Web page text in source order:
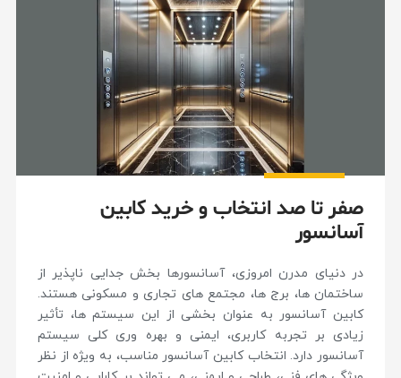
صفر تا صد انتخاب و خرید کابین
آسانسور
در دنیای مدرن امروزی، آسانسورها بخش جدایی ناپذیر از
ساختمان ها، برج ها، مجتمع های تجاری و مسکونی هستند.
کابین آسانسور به عنوان بخشی از این سیستم ها، تأثیر
زیادی بر تجربه کاربری، ایمنی و بهره وری کلی سیستم
آسانسور دارد. انتخاب کابین آسانسور مناسب، به ویژه از نظر